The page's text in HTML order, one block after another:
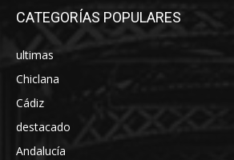
CATEGORÍAS POPULARES
ultimas
Chiclana
Cádiz
destacado
Andalucía